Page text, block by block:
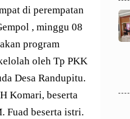
di perempatan
, minggu 08
program
oleh Tp PKK
Desa Randupitu.
Komari, beserta
Fuad beserta istri.